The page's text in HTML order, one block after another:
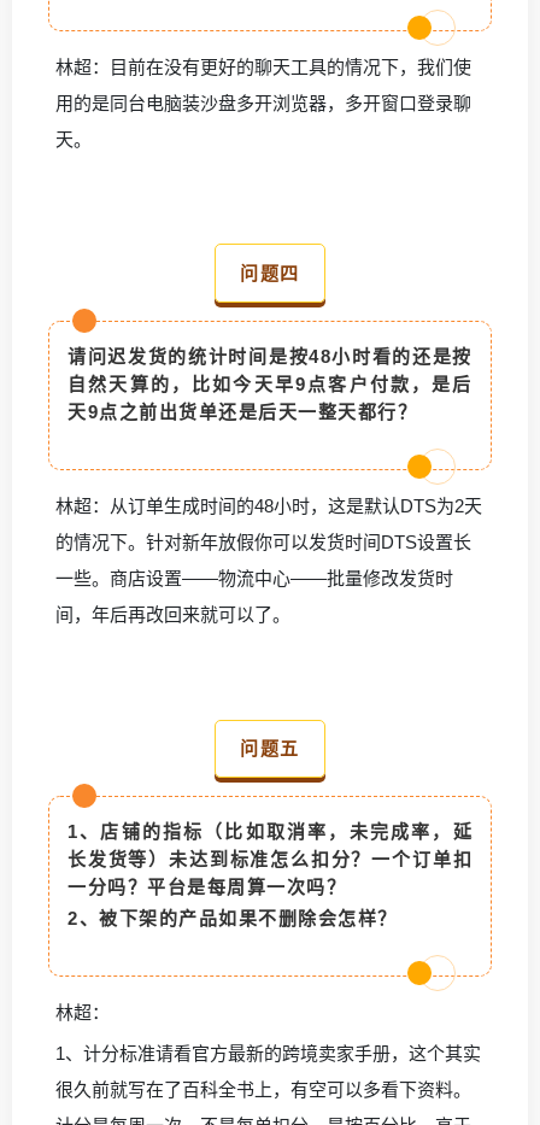
林超：目前在没有更好的聊天工具的情况下，我们使
用的是同台电脑装沙盘多开浏览器，多开窗口登录聊
天。
问题四
请问迟发货的统计时间是按48小时看的还是按
自然天算的，比如今天早9点客户付款，是后
天9点之前出货单还是后天一整天都行？
林超：从订单生成时间的48小时，这是默认DTS为2天
的情况下。针对新年放假你可以发货时间DTS设置长
一些。 商店设置——物流中心——批量修改发货时
间，年后再改回来就可以了。
问题五
1、店铺的指标（比如取消率，未完成率，延
长发货等）未达到标准怎么扣分？一个订单扣
一分吗？平台是每周算一次吗？
2、 被下架的产品如果不删除会怎样？
林超：
1、计分标准请看官方最新的跨境卖家手册，这个其实
很久前就写在了百科全书上，有空可以多看下资料。